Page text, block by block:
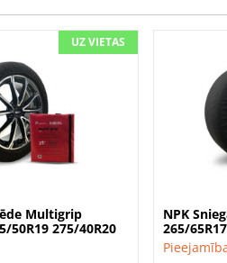
UZ VIETAS
Multigrip
50R19 275/40R20
NPK
265/